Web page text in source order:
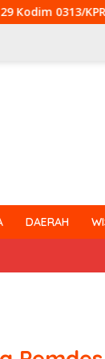
di
DAERAH